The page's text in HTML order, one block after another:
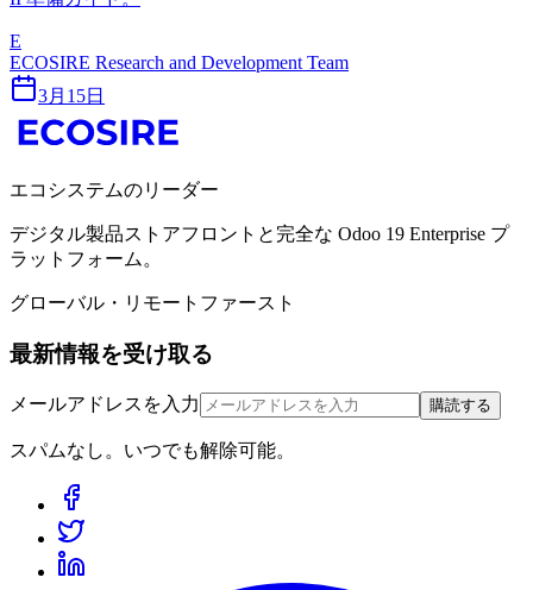
E
ECOSIRE Research and Development Team
3月15日
エコシステムのリーダー
デジタル製品ストアフロントと完全な Odoo 19 Enterprise プ
ラットフォーム。
グローバル・リモートファースト
最新情報を受け取る
メールアドレスを入力 購読する
スパムなし。いつでも解除可能。